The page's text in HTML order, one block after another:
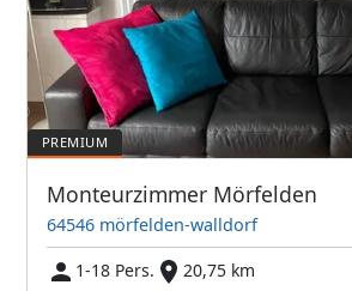
Monteurzimmer Mörfelden
64546 mörfelden-walldorf
1-18 Pers.
20,75 km